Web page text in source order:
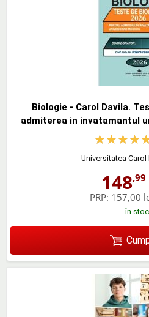
Biologie - Carol Davila.
admiterea in invatamantul
Universitatea Carol
148,99
PRP: 157,00
în stoc